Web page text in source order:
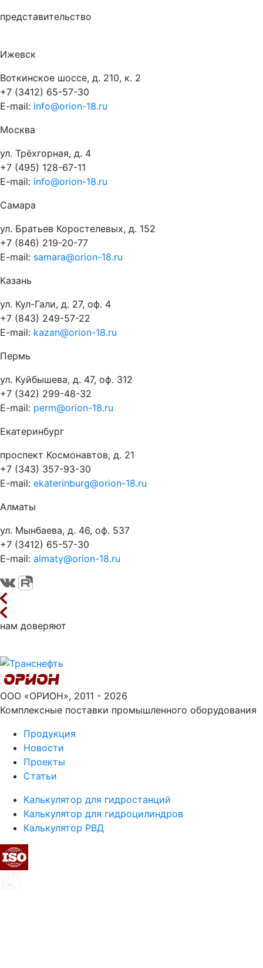
представительство
Ижевск
Воткинское шоссе, д. 210, к. 2
+7 (3412) 65-57-30
E-mail: info@orion-18.ru
Москва
ул. Трёхгорная, д. 4
+7 (495) 128-67-11
E-mail: info@orion-18.ru
Самара
ул. Братьев Коростелевых, д. 152
+7 (846) 219-20-77
E-mail: samara@orion-18.ru
Казань
ул. Кул-Гали, д. 27, оф. 4
+7 (843) 249-57-22
E-mail: kazan@orion-18.ru
Пермь
ул. Куйбышева, д. 47, оф. 312
+7 (342) 299-48-32
E-mail: perm@orion-18.ru
Екатеринбург
проспект Космонавтов, д. 21
+7 (343) 357-93-30
E-mail: ekaterinburg@orion-18.ru
Алматы
ул. Мынбаева, д. 46, оф. 537
+7 (3412) 65-57-30
E-mail: almaty@orion-18.ru
нам доверяют
ООО «ОРИОН», 2011 - 2026
Комплексные поставки промышленного оборудования
Продукция
Новости
Проекты
Статьи
Калькулятор для гидростанций
Калькулятор для гидроцилиндров
Калькулятор РВД